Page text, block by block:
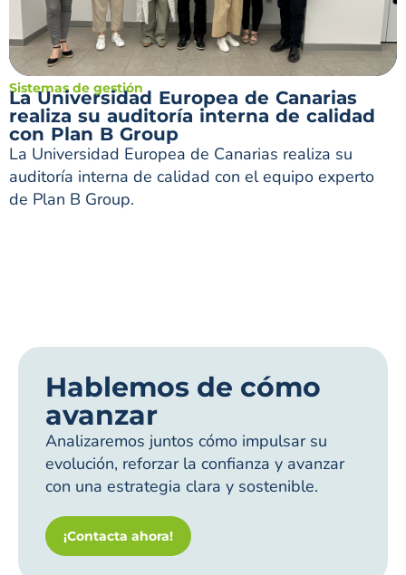
Sistemas de gestión
La Universidad Europea de Canarias
realiza su auditoría interna de calidad
con Plan B Group
La Universidad Europea de Canarias realiza su
auditoría interna de calidad con el equipo experto
de Plan B Group.
Hablemos de cómo
avanzar
Analizaremos juntos cómo impulsar su
evolución, reforzar la confianza y avanzar
con una estrategia clara y sostenible.
¡Contacta ahora!